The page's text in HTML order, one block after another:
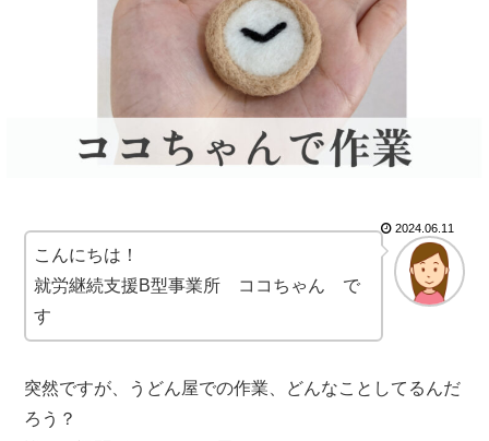
2024.06.11
こんにちは！
就労継続支援B型事業所 ココちゃん で
す
突然ですが、うどん屋での作業、どんなことしてるんだ
ろう？